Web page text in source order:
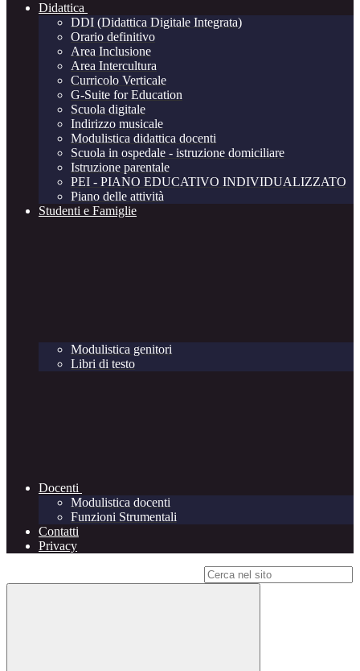
Didattica
DDI (Didattica Digitale Integrata)
Orario definitivo
Area Inclusione
Area Intercultura
Curricolo Verticale
G-Suite for Education
Scuola digitale
Indirizzo musicale
Modulistica didattica docenti
Scuola in ospedale - istruzione domiciliare
Istruzione parentale
PEI - PIANO EDUCATIVO INDIVIDUALIZZATO
Piano delle attività
Studenti e Famiglie
Modulistica genitori
Libri di testo
Docenti
Modulistica docenti
Funzioni Strumentali
Contatti
Privacy